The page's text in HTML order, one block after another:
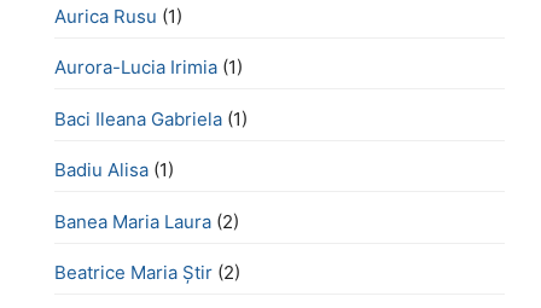
Aurica Rusu (1)
Aurora-Lucia Irimia (1)
Baci Ileana Gabriela (1)
Badiu Alisa (1)
Banea Maria Laura (2)
Beatrice Maria Știr (2)